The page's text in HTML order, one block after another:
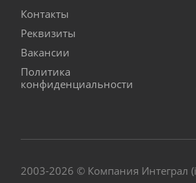
Контакты
Реквизиты
Вакансии
Политика
конфиденциальности
2003-2026 © Компания Интеграл